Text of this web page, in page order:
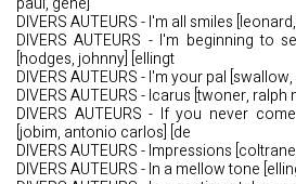
DIVERS AUTEURS - I'm all smiles
DIVERS AUTEURS - I'm beginning to
[hodges, johnny] [ellingt
DIVERS AUTEURS - I'm your pal [swallow,
DIVERS AUTEURS - Icarus [twoner, ralph
DIVERS AUTEURS - If you never
[jobim, antonio carlos] [de
DIVERS AUTEURS - Impressions
DIVERS AUTEURS - In a mellow tone